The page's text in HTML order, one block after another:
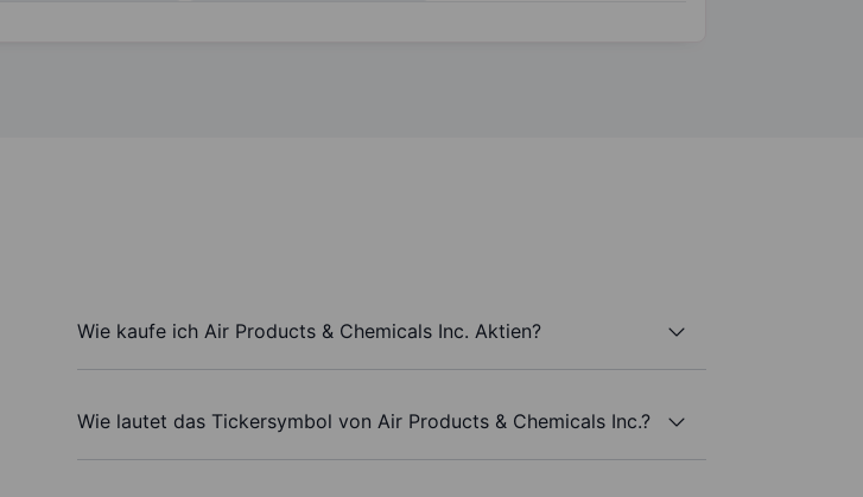
Wie kaufe ich Air Products & Chemicals Inc. Aktien?
Wie lautet das Tickersymbol von Air Products & Chemicals Inc.?